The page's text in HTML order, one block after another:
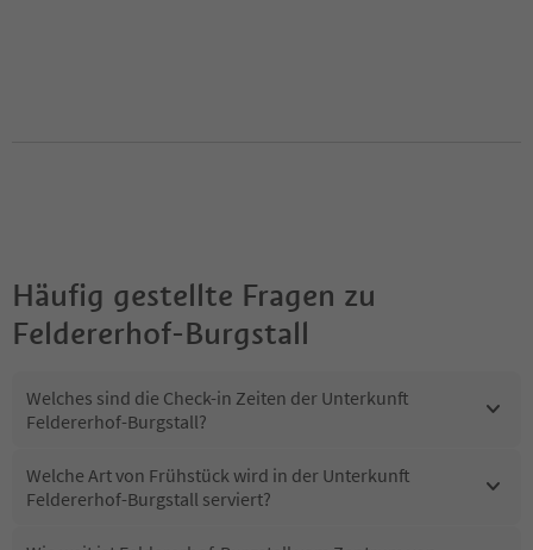
Häufig gestellte Fragen zu
Feldererhof-Burgstall
Welches sind die Check-in Zeiten der Unterkunft
Feldererhof-Burgstall?
Welche Art von Frühstück wird in der Unterkunft
Feldererhof-Burgstall serviert?